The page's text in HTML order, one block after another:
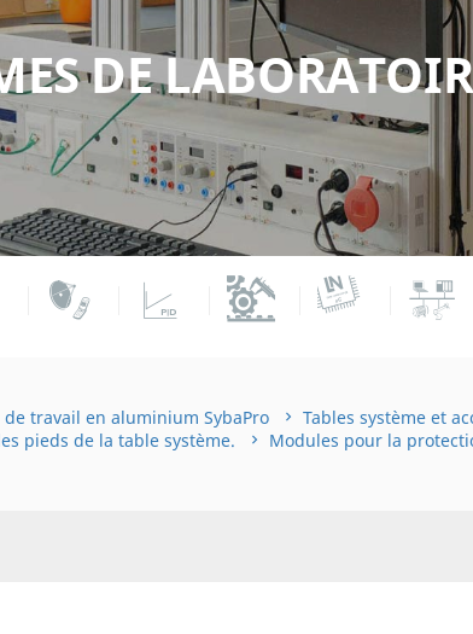
DE
de travail en aluminium SybaPro
Tables système et
pieds de la table système.
Modules pour la